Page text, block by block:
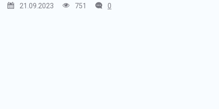
21.09.2023 751 0